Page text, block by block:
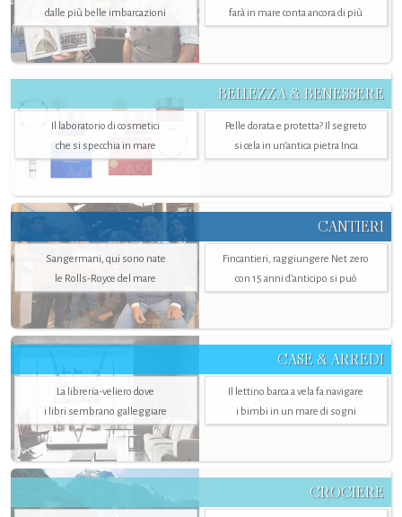
dalle più belle imbarcazioni
farà in mare conta ancora di più
BELLEZZA & BENESSERE
Il laboratorio di cosmetici
che si specchia in mare
Pelle dorata e protetta? Il segreto
si cela in un’antica pietra Inca
CANTIERI
Sangermani, qui sono nate
le Rolls-Royce del mare
Fincantieri, raggiungere Net zero
con 15 anni d'anticipo si può
CASE & ARREDI
La libreria-veliero dove
i libri sembrano galleggiare
Il lettino barca a vela fa navigare
i bimbi in un mare di sogni
CROCIERE